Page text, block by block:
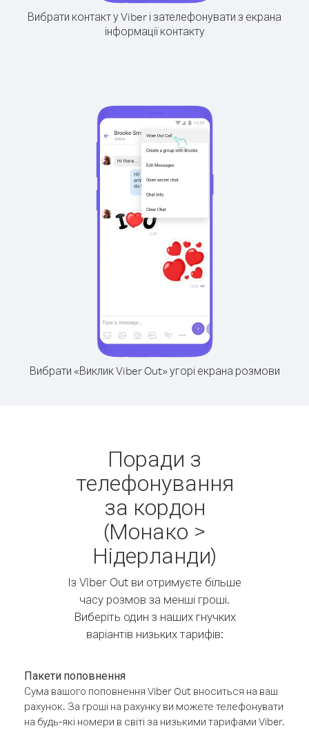
Вибрати контакт у Viber і зателефонувати з екрана
інформації контакту
Вибрати «Виклик Viber Out» угорі екрана розмови
Поради з
телефонування
за кордон
(Монако >
Нідерланди)
Із Viber Out ви отримуєте більше
часу розмов за менші гроші.
Виберіть один з наших гнучких
варіантів низьких тарифів:
Пакети поповнення
Сума вашого поповнення Viber Out вноситься на ваш
рахунок. За гроші на рахунку ви можете телефонувати
на будь-які номери в світі за низькими тарифами Viber.